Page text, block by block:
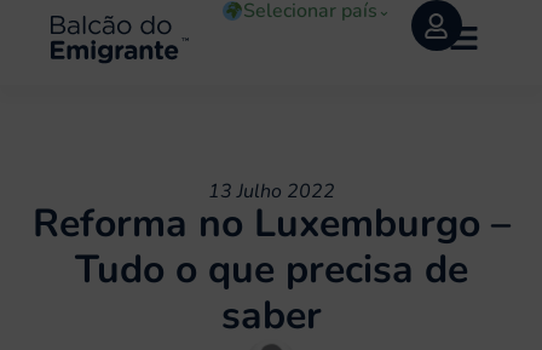
Selecionar país ⌄
13 Julho 2022
Reforma no Luxemburgo –
Tudo o que precisa de
saber